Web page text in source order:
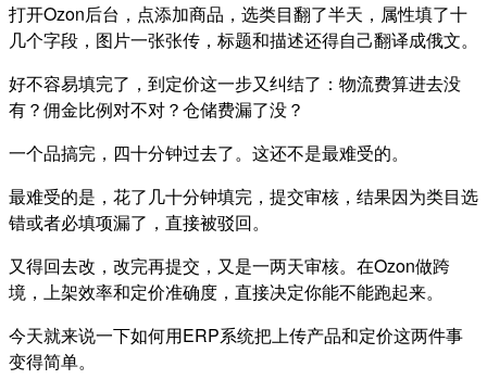
打开Ozon后台，点添加商品，选类目翻了半天，属性填了十
几个字段，图片一张张传，标题和描述还得自己翻译成俄文。
好不容易填完了，到定价这一步又纠结了：物流费算进去没
有？佣金比例对不对？仓储费漏了没？
一个品搞完，四十分钟过去了。 这还不是最难受的。
最难受的是，花了几十分钟填完，提交审核，结果因为类目选
错或者必填项漏了，直接被驳回。
又得回去改，改完再提交，又是一两天审核。 在Ozon做跨
境，上架效率和定价准确度，直接决定你能不能跑起来。
今天就来说一下如何用ERP系统把上传产品和定价这两件事
变得简单。